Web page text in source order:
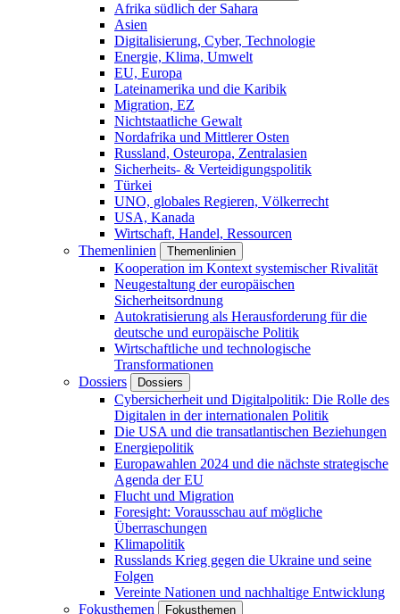
Afrika südlich der Sahara
Asien
Digitalisierung, Cyber, Technologie
Energie, Klima, Umwelt
EU, Europa
Lateinamerika und die Karibik
Migration, EZ
Nichtstaatliche Gewalt
Nordafrika und Mittlerer Osten
Russland, Osteuropa, Zentralasien
Sicherheits- & Verteidigungspolitik
Türkei
UNO, globales Regieren, Völkerrecht
USA, Kanada
Wirtschaft, Handel, Ressourcen
Themenlinien
Themenlinien
Kooperation im Kontext systemischer Rivalität
Neugestaltung der europäischen
Sicherheitsordnung
Autokratisierung als Herausforderung für die
deutsche und europäische Politik
Wirtschaftliche und technologische
Transformationen
Dossiers
Dossiers
Cybersicherheit und Digitalpolitik: Die Rolle des
Digitalen in der internationalen Politik
Die USA und die transatlantischen Beziehungen
Energiepolitik
Europawahlen 2024 und die nächste strategische
Agenda der EU
Flucht und Migration
Foresight: Vorausschau auf mögliche
Überraschungen
Klimapolitik
Russlands Krieg gegen die Ukraine und seine
Folgen
Vereinte Nationen und nachhaltige Entwicklung
Fokusthemen
Fokusthemen